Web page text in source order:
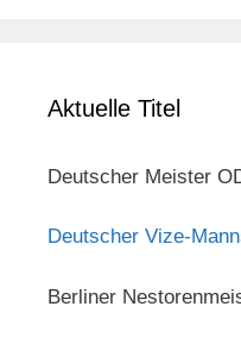
Aktuelle Titel
Deutscher Meister
Deutscher Vize-
Berliner